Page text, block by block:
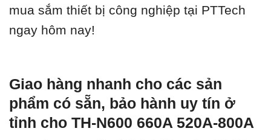
mua sắm thiết bị công nghiệp tại PTTech
ngay hôm nay!
Giao hàng nhanh cho các sản
phẩm có sẵn, bảo hành uy tín ở
tỉnh cho TH-N600 660A 520A-800A